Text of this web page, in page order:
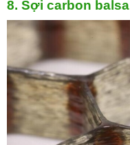
8. Sợi carbon balsa